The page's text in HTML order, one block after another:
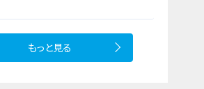
もっと見る